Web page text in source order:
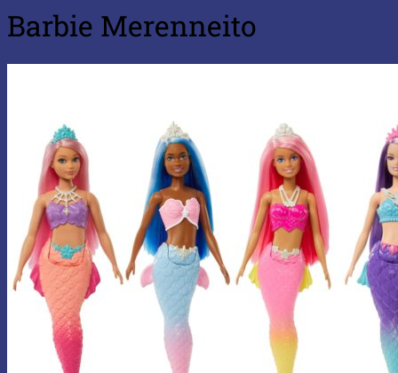
Barbie Merenneito